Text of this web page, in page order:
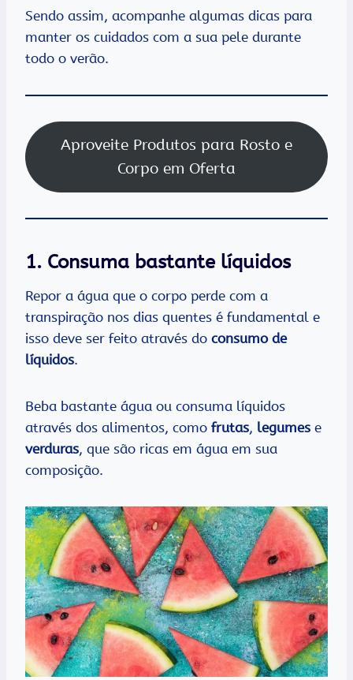
Sendo assim, acompanhe algumas dicas para
manter os cuidados com a sua pele durante
todo o verão.
Aproveite Produtos para Rosto e
Corpo em Oferta
1. Consuma bastante líquidos
Repor a água que o corpo perde com a
transpiração nos dias quentes é fundamental e
isso deve ser feito através do consumo de
líquidos.
Beba bastante água ou consuma líquidos
através dos alimentos, como frutas, legumes e
verduras, que são ricas em água em sua
composição.